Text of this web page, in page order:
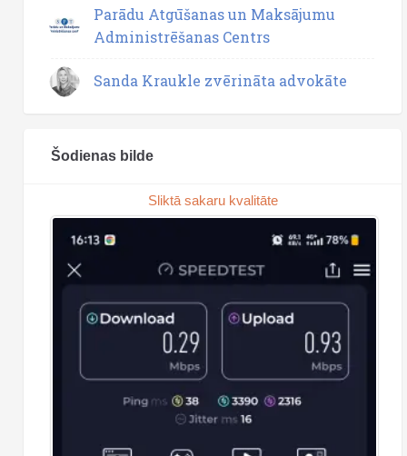
Parādu Atgūšanas un Maksājumu
Administrēšanas Centrs
Sanda Kraukle zvērināta advokāte
Šodienas bilde
Sliktā sakaru kvalitāte